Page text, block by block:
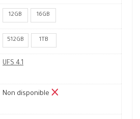
12GB 16GB
512GB 1TB
UFS 4.1
Non disponible